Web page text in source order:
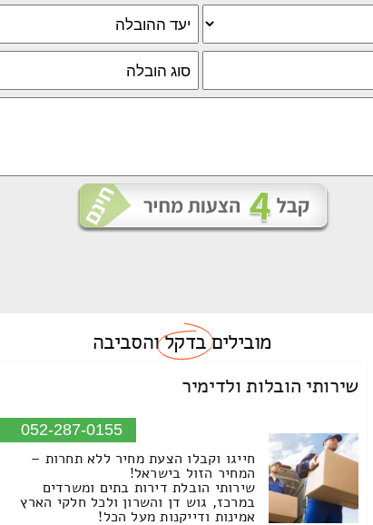
מוביליםבדקלוהסביבה
שירותי הובלות ולדימיר
052-287-0155
חייגו וקבלו הצעת מחיר ללא תחרות –
המחיר הזול בישראל!
שירותי הובלת דירות בתים ומשרדים
במרכז, גוש דן והשרון ולכל חלקי הארץ
אמינות ודייקנות מעל הכל!